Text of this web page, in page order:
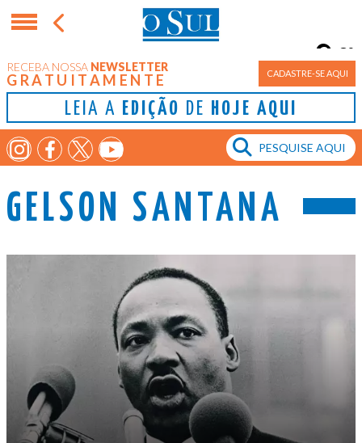
RECEBA NOSSA NEWSLETTER
GRATUITAMENTE CADASTRE-SE AQUI
LEIA A EDIÇÃO DE HOJE AQUI
Porto Alegre
8°
GELSON SANTANA